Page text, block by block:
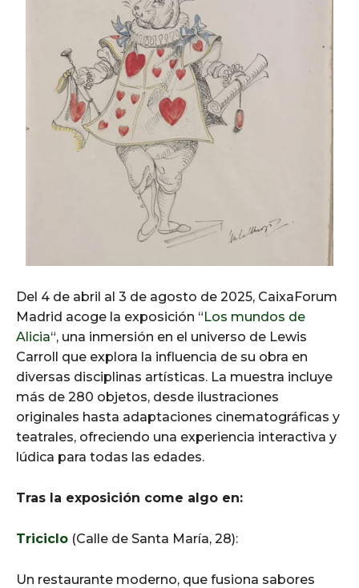
Del 4 de abril al 3 de agosto de 2025, CaixaForum
Madrid acoge la exposición “Los mundos de
Alicia“, una inmersión en el universo de Lewis
Carroll que explora la influencia de su obra en
diversas disciplinas artísticas. La muestra incluye
más de 280 objetos, desde ilustraciones
originales hasta adaptaciones cinematográficas y
teatrales, ofreciendo una experiencia interactiva y
lúdica para todas las edades.
Tras la exposición come algo en:
Triciclo (Calle de Santa María, 28):
Un restaurante moderno, que fusiona sabores